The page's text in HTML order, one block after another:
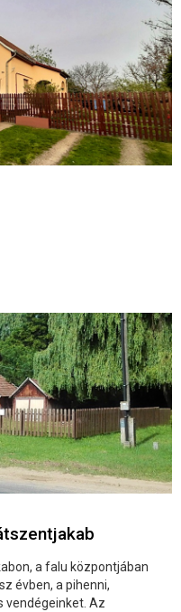
a falu központjában
évben, a pihenni,
vendégeinket. Az